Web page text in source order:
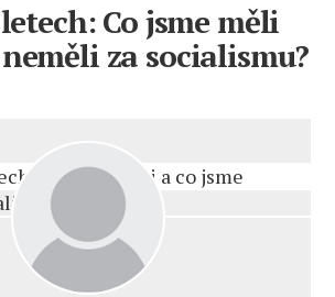
Co jsme měli
za socialismu?